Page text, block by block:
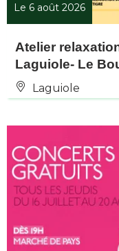
Le 6 août 2026
Atelier
Laguiole- Le
Laguiole